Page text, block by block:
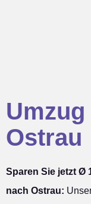
Ostrau
Sparen Sie jetzt Ø
nach Ostrau: